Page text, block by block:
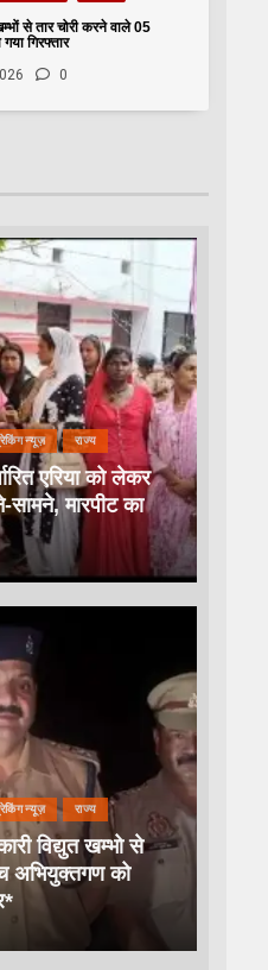
से तार चोरी करने वाले 05
गिरफ्तार
0
न्यूज़ राज्य
एरिया को लेकर
सामने, मारपीट का
न्यूज़ राज्य
विद्युत खम्भो से
अभियुक्तगण को